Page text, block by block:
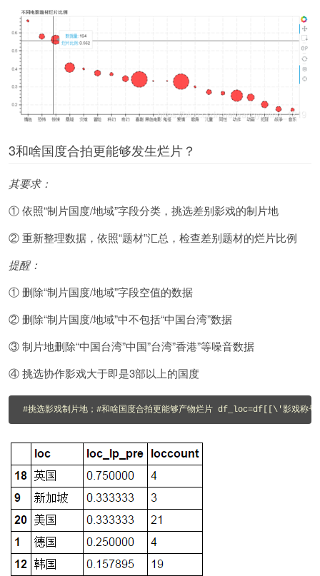
3和啥国度合拍更能够发生烂片？
其要求：
① 依照“制片国度/地域”字段分类，挑选差别影戏的制片地
② 重新整理数据，依照“题材”汇总，检查差别题材的烂片比例
提醒：
① 删除“制片国度/地域”字段空值的数据
② 删除“制片国度/地域”中不包括“中国台湾”数据
③ 制片地删除“中国台湾”中国”台湾”香港”等噪音数据
④ 挑选协作影戏大于即是3部以上的国度
#挑选影戏制片地；#和啥国度合拍更能够产物烂片